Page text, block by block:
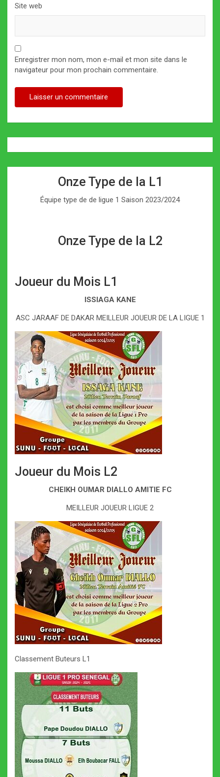
Site web
Enregistrer mon nom, mon e-mail et mon site dans le
navigateur pour mon prochain commentaire.
Onze Type de la L1
Équipe type de de ligue 1 Saison 2023/2024
Onze Type de la L2
Joueur du Mois L1
ISSIAGA KANE
ASC JARAAF DE DAKAR MEILLEUR JOUEUR DE LA LIGUE 1
Joueur du Mois L2
CHEIKH OUMAR DIALLO AMITIE FC
MEILLEUR JOUEUR LIGUE 2
Classement Buteurs L1